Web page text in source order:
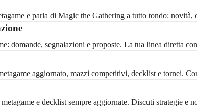
e parla di Magic the Gathering a tutto tondo:
domande, segnalazioni e proposte. La tua linea diretta
aggiornato, mazzi competitivi, decklist e tornei.
e decklist sempre aggiornate. Discuti strategie e